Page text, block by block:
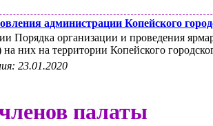
администрации Копейского
Порядка организации и проведения
на них на территории Копейского
23.01.2020
палаты